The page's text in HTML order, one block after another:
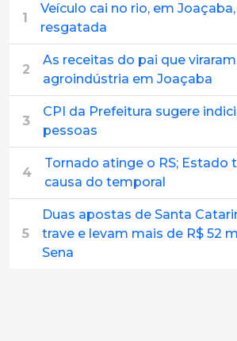
1
Veículo cai no rio, em
resgatada
2
As receitas do pai que
agroindústria em Joaçaba
3
CPI da Prefeitura sugere
pessoas
4
Tornado atinge o RS; Estado
causa do temporal
5
Duas apostas de Santa
trave e levam mais de R$ 52
Sena